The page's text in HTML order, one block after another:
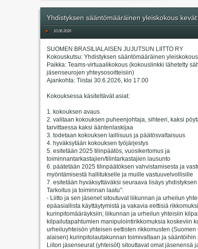
Yhdistyksen sääntömääräinen yleiskokous
# 10.06.2026
SUOMEN BRASILIALAISEN JUJUTSUN LIITTO RY
Kokouskutsu: Yhdistyksen sääntömääräinen
Paikka: Teams-virtuaalikokous (kokouslinkki lähetetty
jäsenseurojen yhteysosoitteisiin)
Ajankohta: Tiistai 30.6.2026, klo 17.00
Kokouksessa käsiteltävät asiat:
1. kokouksen avaus
2. valitaan kokouksen puheenjohtaja, sihteeri, kaksi
tarvittaessa kaksi ääntenlaskijaa
3. todetaan kokouksen laillisuus ja päätösvaltaisuus
4. hyväksytään kokouksen työjärjestys
5. esitetään 2025 tilinpäätös, vuosikertomus ja
toiminnantarkastajien/tilintarkastajien lausunto
6. päätetään 2025 tilinpäätöksen vahvistamisesta ja
myöntämisestä hallitukselle ja muille vastuuvelvollisille
7. esitetään hyväksyttäväksi seuraava lisäys
Tarkoitus ja toiminnan laatu”:
- Liitto ja sen jäsenet sitoutuvat liikunnan ja urheilun
epäasiallista käyttäytymistä ja vakavia eettisiä
kurinpitomääräyksiin; liikunnan ja urheilun yhteisiin
kilpailutapahtumien manipulointirikkomuksia koskeviin
urheiluyhteisön yhteisen eettisten rikkomusten (Suomen
alaisen) kurinpitolautakunnan toimivaltaan ja sääntöihin
Liiton jäsenseurat (yhteisöt) sitouttavat omat jäsenensä